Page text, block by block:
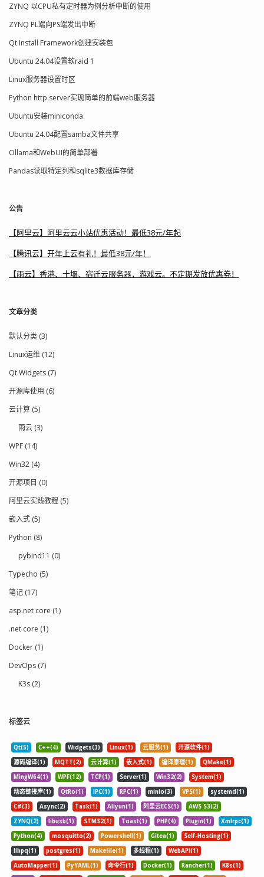
ZYNQ 以CPU私有定时器为例分析中断的使用
ZYNQ PL端向PS端发出中断
Qt Install Framework创建安装包
Ubuntu 24.04设置软raid 1
Linux服务器设置时区
Python http.server实现简单的前端web服务器
Ubuntu安装miniconda
Ubuntu 24.04配置samba文件共享
Ollama和WebUI的简单部署
Pandas读取特定列和sqlite3数据库存储
公告
【阿里云】阿里云云小站优惠活动！最低38元/年起
【腾讯云】开年上云有礼！最低38元/年！
【雨云】香港、十堰、宿迁云服务器，游戏云。不定期发放优惠券！
文章分类
默认分类 (3)
Linux运维 (12)
Qt Widgets (7)
开源库使用 (6)
云计算 (5)
雨云 (3)
WPF (14)
Win32 (4)
开源项目 (0)
阿里云实践教程 (5)
嵌入式 (5)
Python (8)
pybind11 (0)
Typecho (5)
笔记 (17)
asp.net core (1)
.net core (1)
Docker (1)
DevOps (7)
K3s (2)
标签云
Qt(5) C++(4) Widgets(3) Linux(1) 云服务(1)
开源软件(1)
源码编译(1)
MQTT(2) 云计算(1) 嵌入式(1) 编译原理(1)
QMake(1)
MingW64(1)
WPF(12) TCP(1) Server(1) Win32(2)
System(1)
动态链接库(1)
QtRo(1) IPC(1) RPC(1) minio(3) VPS(1)
systemd(1)
C#(3)
Async(2) Task(1) Aliyun(1) 阿里云ECS(1)
AWS S3(2)
ZYNQ(2)
libusb(1) STM32(1) Toast(1) PHP(4) Plugin(1)
Xmlrpc(1)
Python(4)
mosquitto(2) Powershell(1) Gitea(1)
Self-Hosting(1)
libpq(1)
postgres(1) Makefile(1) 多线程(1)
WebAPI(1)
AutoMapper(1)
PyYAML(1) 命令行(1) Docker(1) Rancher(1)
K8s(1)